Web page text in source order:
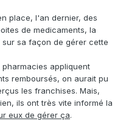
place, l'an dernier, des
de medicaments, la
sa façon de gérer cette
appliquent
remboursés, on aurait pu
les franchises. Mais,
ils ont très vite informé la
eux de gérer ça.